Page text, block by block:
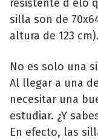
resistente d elo
silla son de
altura de 123 cm).
No es solo una
Al llegar a una
necesitar una
estudiar. ¿Y
En efecto, las